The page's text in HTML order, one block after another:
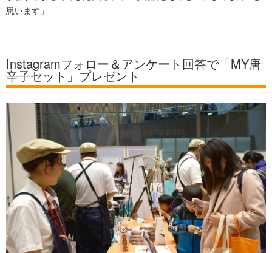
思います」
Instagramフォロー＆アンケート回答で「MY唐
辛子セット」プレゼント